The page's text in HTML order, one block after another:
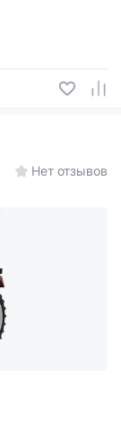
Нет отзывов